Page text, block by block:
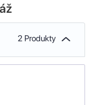
2 Produkty